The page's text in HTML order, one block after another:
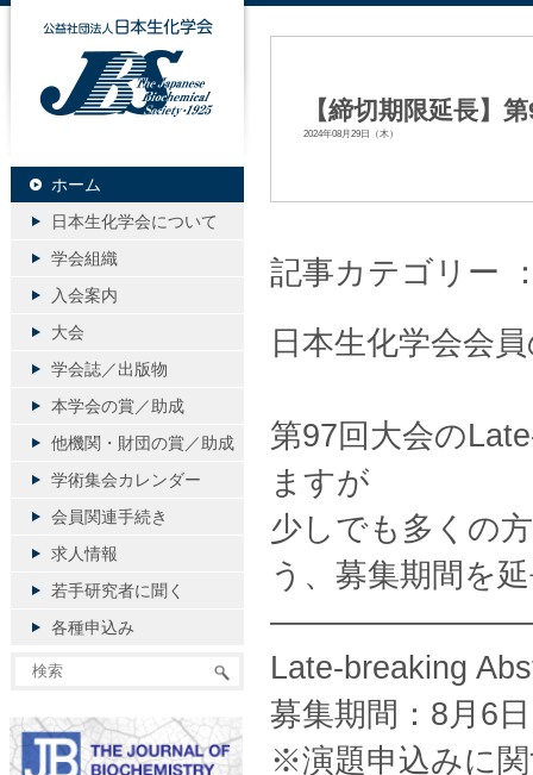
【締切期限延長】
2024年08月29日（木）
記事カテゴリー
日本生化学会会
第97回大会の
ますが
少しでも多くの
う、募集期間を
Late-breaking
募集期間：8月6
※演題申込みに
公益社団法人日本生化学会
ホーム
日本生化学会について
学会組織
入会案内
大会
学会誌／出版物
本学会の賞／助成
他機関・財団の賞／助成
学術集会カレンダー
会員関連手続き
求人情報
若手研究者に聞く
各種申込み